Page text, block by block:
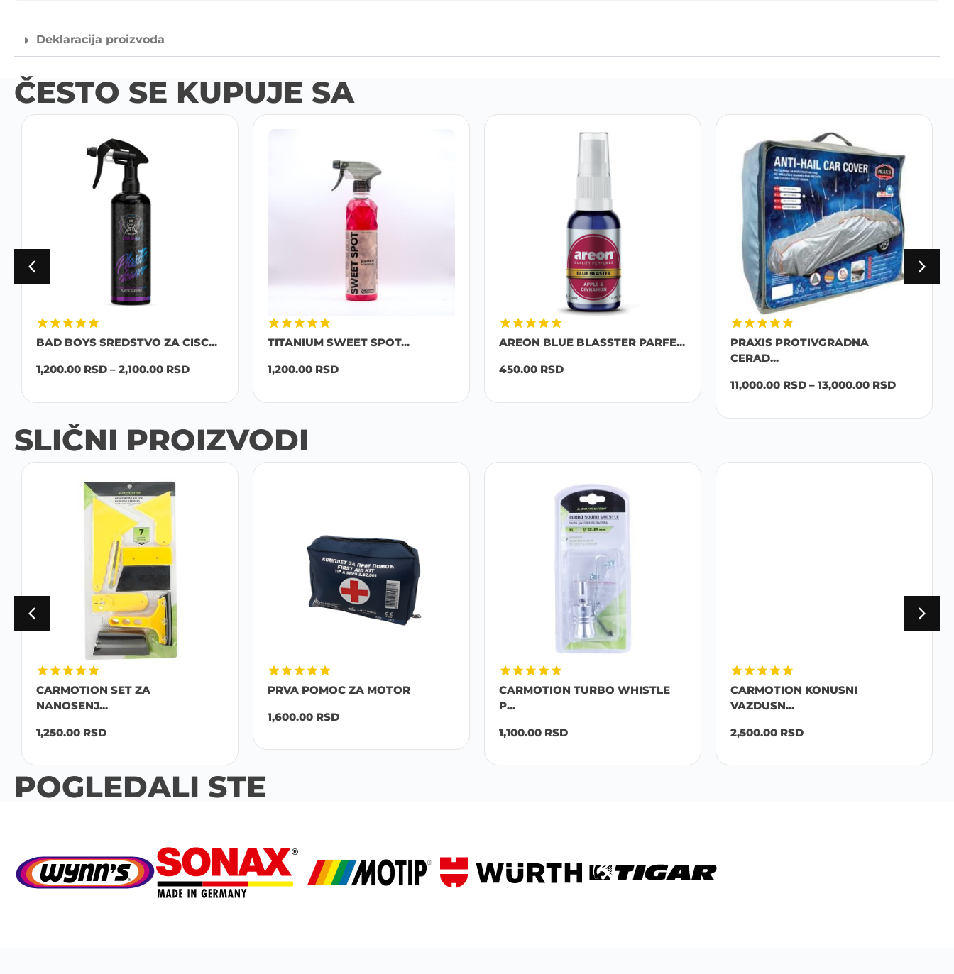
Deklaracija proizvoda
ČESTO SE KUPUJE SA
BAD BOYS SREDSTVO ZA CISC...
1,200.00 RSD – 2,100.00 RSD
TITANIUM SWEET SPOT...
1,200.00 RSD
AREON BLUE BLASSTER PARFE...
450.00 RSD
PRAXIS PROTIVGRADNA
CERAD...
11,000.00 RSD – 13,000.00 RSD
SLIČNI PROIZVODI
CARMOTION SET ZA
NANOSENJ...
1,250.00 RSD
PRVA POMOC ZA MOTOR
1,600.00 RSD
CARMOTION TURBO WHISTLE
P...
1,100.00 RSD
CARMOTION KONUSNI
VAZDUSN...
2,500.00 RSD
POGLEDALI STE